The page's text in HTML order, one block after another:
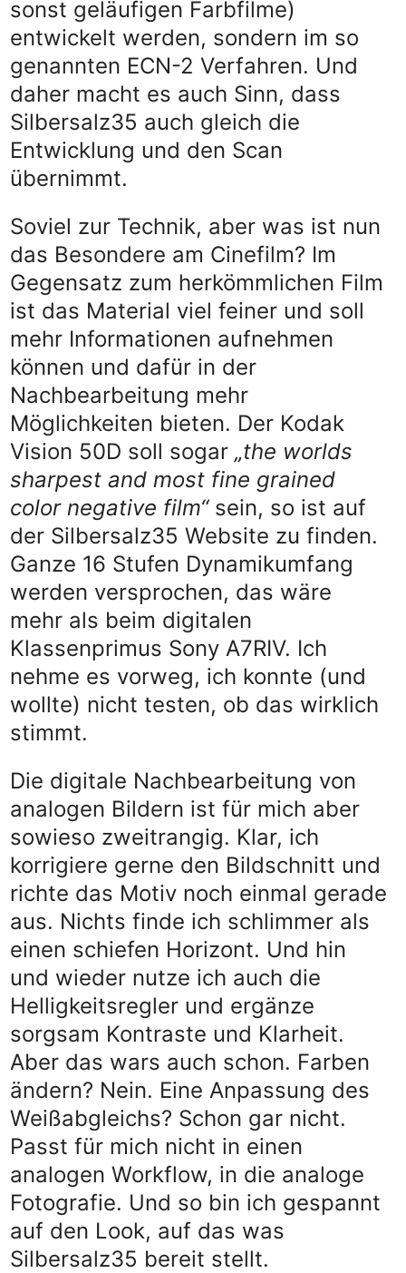
sonst geläufigen Farbfilme)
entwickelt werden, sondern im so
genannten ECN-2 Verfahren. Und
daher macht es auch Sinn, dass
Silbersalz35 auch gleich die
Entwicklung und den Scan
übernimmt.
Soviel zur Technik, aber was ist nun
das Besondere am Cinefilm? Im
Gegensatz zum herkömmlichen Film
ist das Material viel feiner und soll
mehr Informationen aufnehmen
können und dafür in der
Nachbearbeitung mehr
Möglichkeiten bieten. Der Kodak
Vision 50D soll sogar „the worlds
sharpest and most fine grained
color negative film“sein, so ist auf
der Silbersalz35 Website zu finden.
Ganze 16 Stufen Dynamikumfang
werden versprochen, das wäre
mehr als beim digitalen
Klassenprimus Sony A7RIV. Ich
nehme es vorweg, ich konnte (und
wollte) nicht testen, ob das wirklich
stimmt.
Die digitale Nachbearbeitung von
analogen Bildern ist für mich aber
sowieso zweitrangig. Klar, ich
korrigiere gerne den Bildschnitt und
richte das Motiv noch einmal gerade
aus. Nichts finde ich schlimmer als
einen schiefen Horizont. Und hin
und wieder nutze ich auch die
Helligkeitsregler und ergänze
sorgsam Kontraste und Klarheit.
Aber das wars auch schon. Farben
ändern? Nein. Eine Anpassung des
Weißabgleichs? Schon gar nicht.
Passt für mich nicht in einen
analogen Workflow, in die analoge
Fotografie. Und so bin ich gespannt
auf den Look, auf das was
Silbersalz35 bereit stellt.